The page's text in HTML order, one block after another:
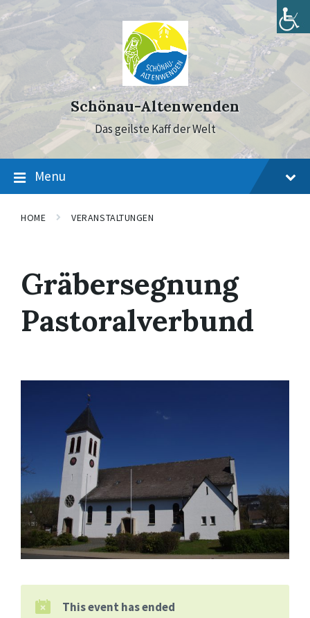
to
content
to
main
navigation
to
footer
Schönau-Altenwenden
Das geilste Kaff der Welt
Menu
HOME VERANSTALTUNGEN
Gräbersegnung
Pastoralverbund
This event has ended